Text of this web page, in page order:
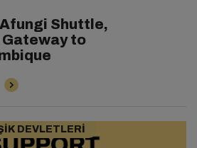
Shuttle,
Gateway to
DEVLETLERI